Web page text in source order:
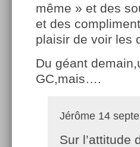
même » et des
et des
plaisir de voir les
Du géant
GC,mais….
Jérôme 14
Sur l’attitude